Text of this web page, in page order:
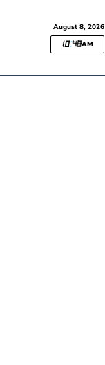
10:48AM
August 8, 2026